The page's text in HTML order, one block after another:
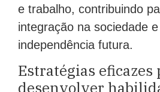
e trabalho, contribuindo
integração na sociedade
independência futura.
Estratégias eficazes
desenvolver